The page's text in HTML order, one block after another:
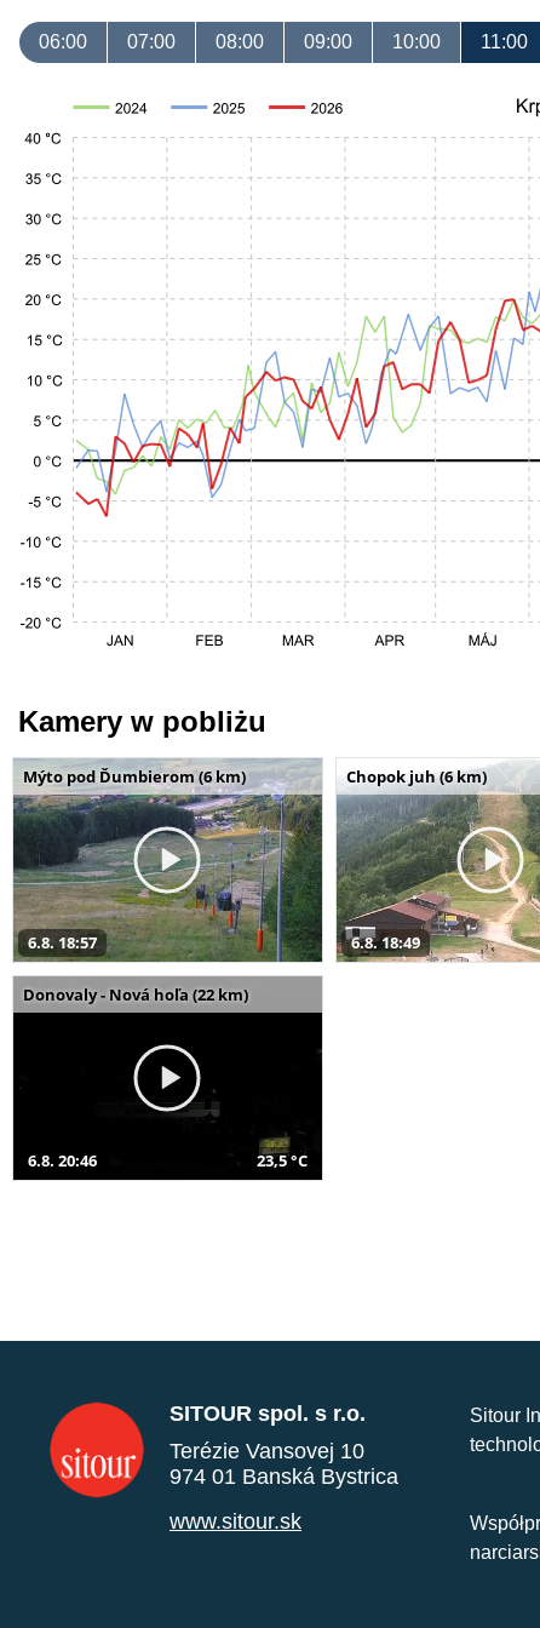
06:00 07:00 08:00 09:00 10:00 11:00
Kamery w pobliżu
Mýto pod Ďumbierom (6 km)
6.8. 18:57
Chopok juh (6 km)
6.8. 18:49
Donovaly - Nová hoľa (22 km)
6.8. 20:46 23,5 °C
SITOUR spol. s r.o.
Terézie Vansovej 10
974 01 Banská Bystrica
www.sitour.sk
Sitour